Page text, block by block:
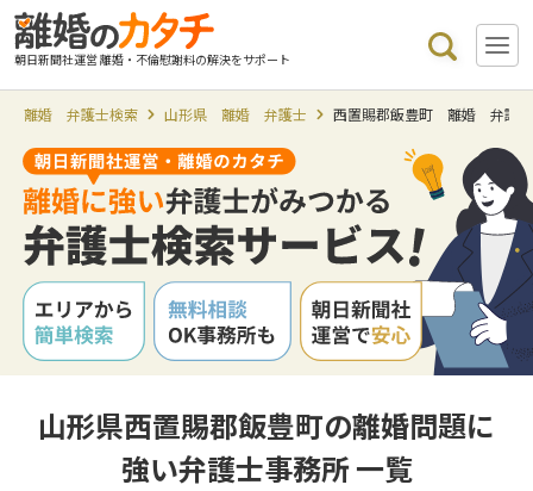
朝日新聞社運営 離婚・不倫慰謝料の解決をサポート
離婚 弁護士検索 山形県 離婚 弁護士 西置賜郡飯豊町 離婚 弁護士
山形県西置賜郡飯豊町の離婚問題に
強い弁護士事務所 一覧